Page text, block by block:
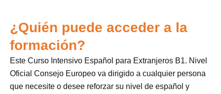
¿Quién puede acceder a la
formación?
Este Curso Intensivo Español para Extranjeros B1. Nivel
Oficial Consejo Europeo va dirigido a cualquier persona
que necesite o desee reforzar su nivel de español y